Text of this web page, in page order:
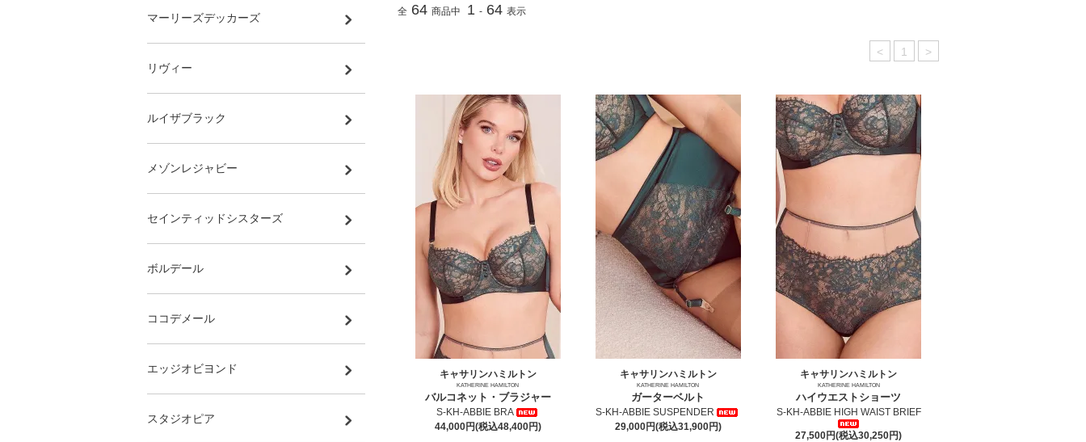
全 64 商品中 1 - 64 表示
< 1 >
キャサリンハミルトン
KATHERINE HAMILTON
バルコネット・ブラジャー
S-KH-ABBIE BRA
44,000円(税込48,400円)
キャサリンハミルトン
KATHERINE HAMILTON
ガーターベルト
S-KH-ABBIE SUSPENDER
29,000円(税込31,900円)
キャサリンハミルトン
KATHERINE HAMILTON
ハイウエストショーツ
S-KH-ABBIE HIGH WAIST BRIEF
27,500円(税込30,250円)
マーリーズデッカーズ
リヴィー
ルイザブラック
メゾンレジャビー
セインティッドシスターズ
ボルデール
ココデメール
エッジオビヨンド
スタジオピア